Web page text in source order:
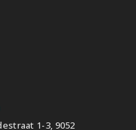
1-3, 9052